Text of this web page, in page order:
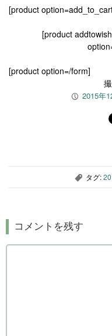
[product
[product
[product option=/form]
P 2015年
, タグ:
コメントを残す